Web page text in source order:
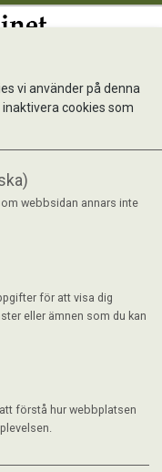
vi använder på denna
cookies som
webbsidan annars inte
för att visa dig
eller ämnen som du kan
förstå hur webbplatsen